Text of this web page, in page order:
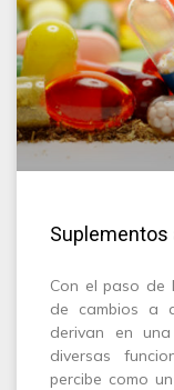
Suplementos
Con el paso de
de cambios a
derivan en
diversas
percibe como